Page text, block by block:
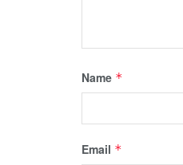
Name *
Email *